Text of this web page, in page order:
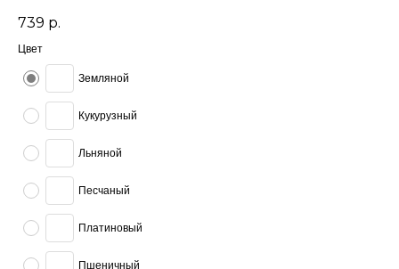
739 р.
Цвет
Земляной
Кукурузный
Льняной
Песчаный
Платиновый
Пшеничный